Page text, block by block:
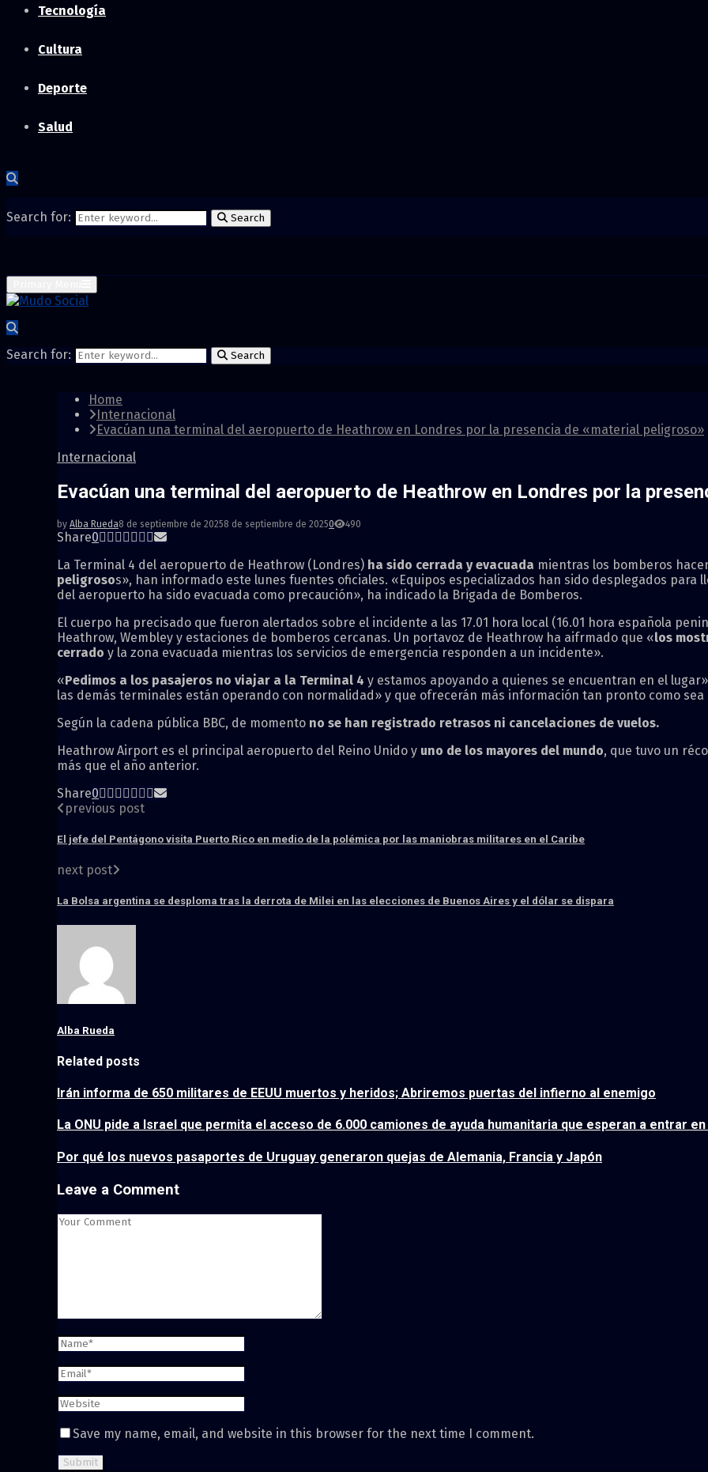
Tecnología
Cultura
Deporte
Salud
Search for: Search
Search for: Search
Home
Internacional
Evacúan una terminal del aeropuerto de Heathrow en Londres por la presencia de «material peligroso»
Internacional
Evacúan una terminal del aeropuerto de Heathrow en Londres por la
by Alba Rueda8 de septiembre de 20258 de septiembre de 20250 490
Share0
La Terminal 4 del aeropuerto de Heathrow (Londres) ha sido cerrada y evacuada mientras los bomberos
peligrosos», han informado este lunes fuentes oficiales. «Equipos especializados han sido desplegados para
del aeropuerto ha sido evacuada como precaución», ha indicado la Brigada de Bomberos.
El cuerpo ha precisado que fueron alertados sobre el incidente a las 17.01 hora local (16.01 hora española
Heathrow, Wembley y estaciones de bomberos cercanas. Un portavoz de Heathrow ha aifrmado que «los
cerrado y la zona evacuada mientras los servicios de emergencia responden a un incidente».
«Pedimos a los pasajeros no viajar a la Terminal 4 y estamos apoyando a quienes se encuentran en el
las demás terminales están operando con normalidad» y que ofrecerán más información tan pronto como sea
Según la cadena pública BBC, de momento no se han registrado retrasos ni cancelaciones de vuelos.
Heathrow Airport es el principal aeropuerto del Reino Unido y uno de los mayores del mundo, que tuvo un
más que el año anterior.
Share0
previous post
El jefe del Pentágono visita Puerto Rico en medio de la polémica por las maniobras militares en el Caribe
next post
La Bolsa argentina se desploma tras la derrota de Milei en las elecciones de Buenos Aires y el dólar se dispara
Alba Rueda
Related posts
Irán informa de 650 militares de EEUU muertos y heridos; Abriremos puertas del infierno al enemigo
La ONU pide a Israel que permita el acceso de 6.000 camiones de ayuda humanitaria que esperan a entrar en
Por qué los nuevos pasaportes de Uruguay generaron quejas de Alemania, Francia y Japón
Leave a Comment
Save my name, email, and website in this browser for the next time I comment.